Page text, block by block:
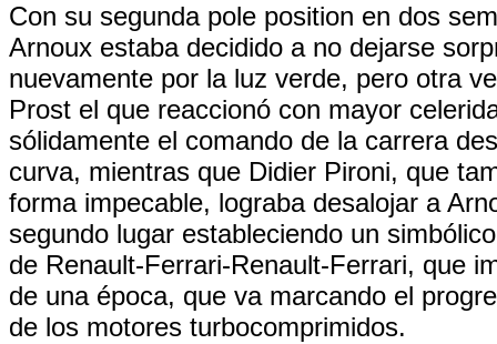
Con su segunda pole position en dos
Arnoux estaba decidido a no dejarse
nuevamente por la luz verde, pero otra
Prost el que reaccionó con mayor
sólidamente el comando de la carrera
curva, mientras que Didier Pironi, que
forma impecable, lograba desalojar a
segundo lugar estableciendo un
de Renault-Ferrari-Renault-Ferrari, que
de una época, que va marcando el
de los motores turbocomprimidos.